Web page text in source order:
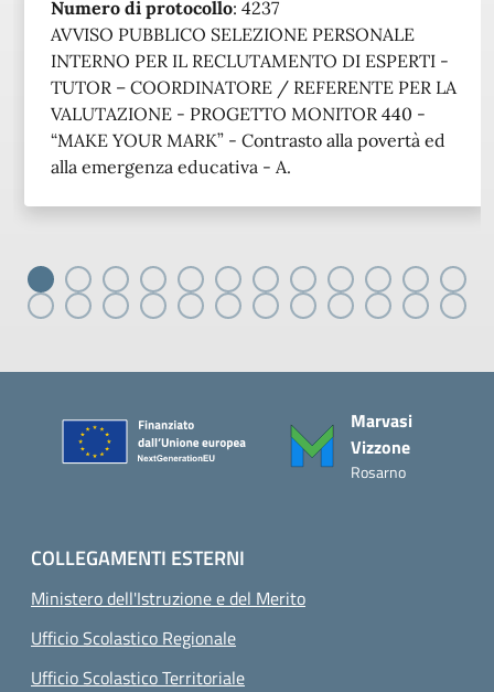
Numero di protocollo: 4237
AVVISO PUBBLICO SELEZIONE PERSONALE
INTERNO PER IL RECLUTAMENTO DI ESPERTI -
TUTOR – COORDINATORE / REFERENTE PER LA
VALUTAZIONE - PROGETTO MONITOR 440 -
“MAKE YOUR MARK” - Contrasto alla povertà ed
alla emergenza educativa - A.
Marvasi
Vizzone
Rosarno
COLLEGAMENTI ESTERNI
Ministero dell'Istruzione e del Merito
Ufficio Scolastico Regionale
Ufficio Scolastico Territoriale